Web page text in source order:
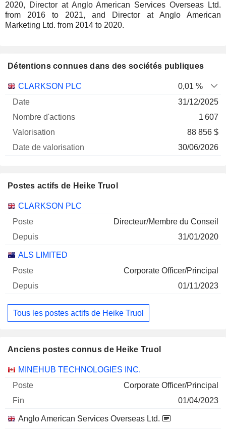
2020, Director at Anglo American Services Overseas Ltd.
from 2016 to 2021, and Director at Anglo American
Marketing Ltd. from 2014 to 2020.
Détentions connues dans des sociétés publiques
Nombre
Date de
CLARKSON PLC
0,01 %
31/12/2025
1 607
88 856 $
30/06/2026
Postes actifs de Heike Truol
Sociétés Poste Début
CLARKSON PLC
Directeur/Membre du Conseil
31/01/2020
ALS LIMITED
Corporate Officer/Principal
01/11/2023
Tous les postes actifs de Heike Truol
Anciens postes connus de Heike Truol
Sociétés Poste Fin
MINEHUB TECHNOLOGIES INC.
Corporate Officer/Principal
01/04/2023
Anglo American Services Overseas Ltd.